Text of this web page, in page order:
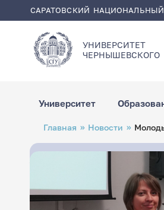
содержанию
САРАТОВСКИЙ
УНИВЕРСИТЕТ
ЧЕРНЫШЕВСКОГO
Университет
Строка
навигации
Главная Новости